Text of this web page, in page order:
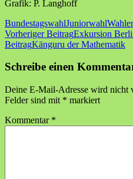
Grafik: P. Langhoff
BundestagswahlJuniorwahl
Beitragsnavigation
Vorheriger BeitragExkursion
BeitragKänguru der Mathematik
Schreibe einen
Deine E-Mail-Adresse wird nicht
Felder sind mit * markiert
Kommentar *